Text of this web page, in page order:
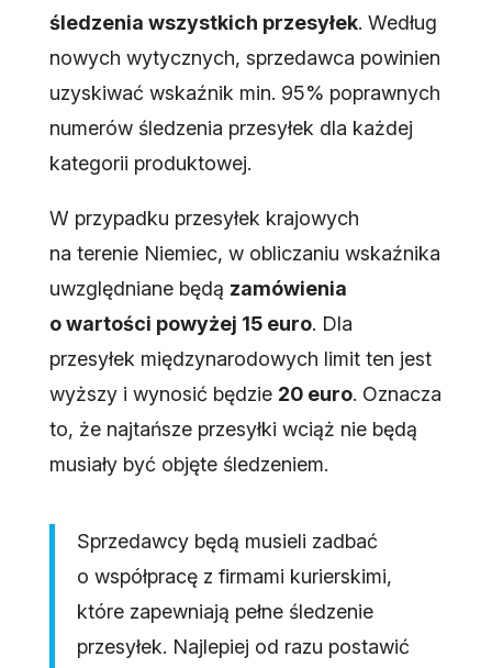
śledzenia wszystkich przesyłek. Według
nowych wytycznych, sprzedawca powinien
uzyskiwać wskaźnik min. 95% poprawnych
numerów śledzenia przesyłek dla każdej
kategorii produktowej.
W przypadku przesyłek krajowych
na terenie Niemiec, w obliczaniu wskaźnika
uwzględniane będą zamówienia
o wartości powyżej 15 euro. Dla
przesyłek międzynarodowych limit ten jest
wyższy i wynosić będzie 20 euro. Oznacza
to, że najtańsze przesyłki wciąż nie będą
musiały być objęte śledzeniem.
Sprzedawcy będą musieli zadbać
o współpracę z firmami kurierskimi,
które zapewniają pełne śledzenie
przesyłek. Najlepiej od razu postawić